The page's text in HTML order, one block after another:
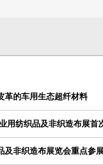
革的车用生态超纤材料
用纺织品及非织造布展首
及非织造布展览会重点参